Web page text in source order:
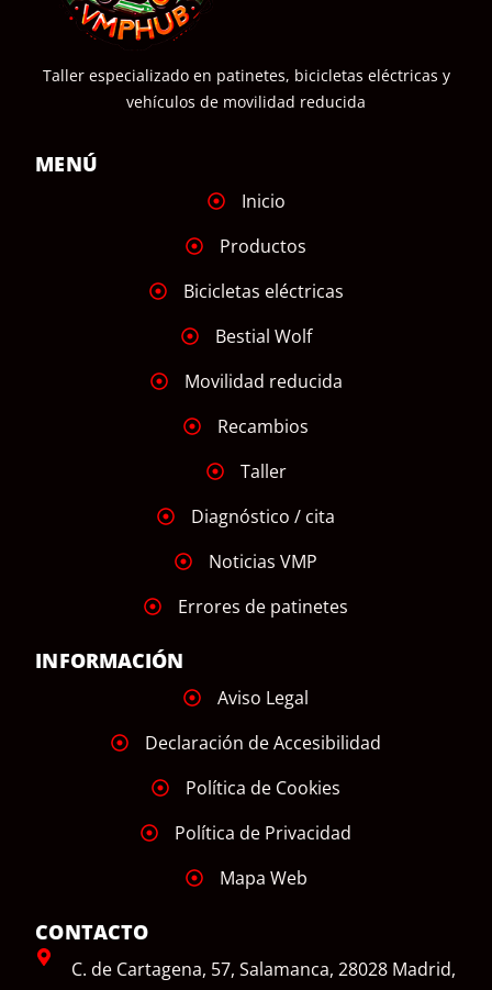
Taller especializado en patinetes, bicicletas eléctricas y
vehículos de movilidad reducida
MENÚ
Inicio
Productos
Bicicletas eléctricas
Bestial Wolf
Movilidad reducida
Recambios
Taller
Diagnóstico / cita
Noticias VMP
Errores de patinetes
INFORMACIÓN
Aviso Legal
Declaración de Accesibilidad
Política de Cookies
Política de Privacidad
Mapa Web
CONTACTO
C. de Cartagena, 57, Salamanca, 28028 Madrid,